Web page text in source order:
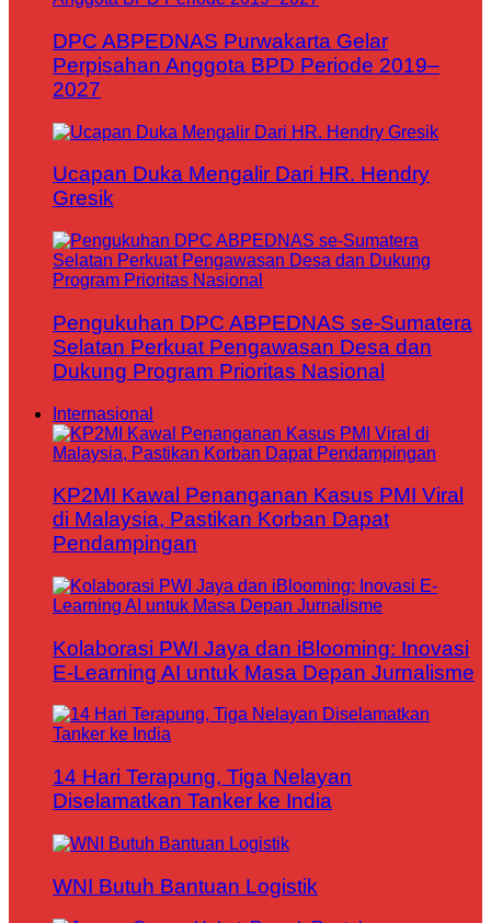
DPC ABPEDNAS Purwakarta Gelar
Perpisahan Anggota BPD Periode 2019–
2027
Ucapan Duka Mengalir Dari HR. Hendry
Gresik
Pengukuhan DPC ABPEDNAS se-Sumatera
Selatan Perkuat Pengawasan Desa dan
Dukung Program Prioritas Nasional
Internasional
KP2MI Kawal Penanganan Kasus PMI Viral
di Malaysia, Pastikan Korban Dapat
Pendampingan
Kolaborasi PWI Jaya dan iBlooming: Inovasi
E-Learning AI untuk Masa Depan Jurnalisme
14 Hari Terapung, Tiga Nelayan
Diselamatkan Tanker ke India
WNI Butuh Bantuan Logistik